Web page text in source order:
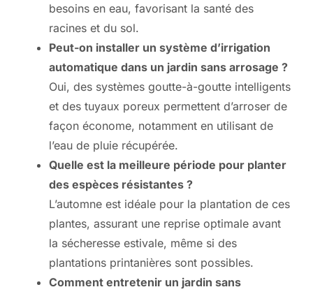
besoins en eau, favorisant la santé des
racines et du sol.
Peut-on installer un système d’irrigation
automatique dans un jardin sans arrosage ?
Oui, des systèmes goutte-à-goutte intelligents
et des tuyaux poreux permettent d’arroser de
façon économe, notamment en utilisant de
l’eau de pluie récupérée.
Quelle est la meilleure période pour planter
des espèces résistantes ?
L’automne est idéale pour la plantation de ces
plantes, assurant une reprise optimale avant
la sécheresse estivale, même si des
plantations printanières sont possibles.
Comment entretenir un jardin sans